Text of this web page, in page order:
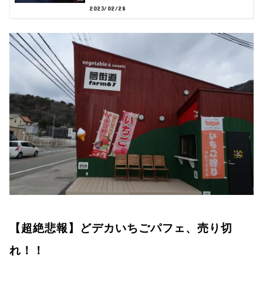
2023/02/28
【超絶悲報】どデカいちごパフェ、売り切
れ！！